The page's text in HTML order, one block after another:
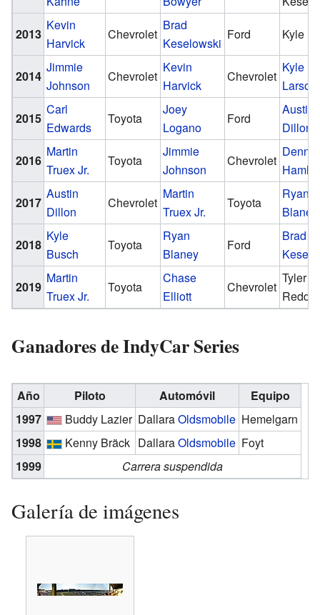
2013
Kevin
Harvick
Chevrolet
Brad
Keselowski
Ford Kyle
2014
Jimmie
Johnson
Chevrolet
Kevin
Harvick
Chevrolet
Kyle
Larson
2015
Carl
Edwards
Toyota
Joey
Logano
Ford
Austin
Dillon
2016
Martin
Truex Jr.
Toyota
Jimmie
Johnson
Chevrolet
Denny
Hamlin
2017
Austin
Dillon
Chevrolet
Martin
Truex Jr.
Toyota
Ryan
Blaney
2018
Kyle
Busch
Toyota
Ryan
Blaney
Ford
Brad
2019
Martin
Truex Jr.
Toyota
Chase
Elliott
Chevrolet
Tyler
Ganadores de IndyCar Series
Año Piloto Automóvil
Equipo
1997
Buddy Lazier DallaraOldsmobile Hemelgarn
1998
Kenny Bräck DallaraOldsmobile Foyt
1999
Carrera suspendida
Galería de imágenes